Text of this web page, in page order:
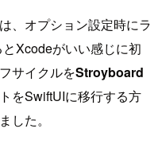
、オプション設定時にラ
Xcodeがいい感じに初
サイクルをStroyboard
をSwiftUIに移行する方
した。